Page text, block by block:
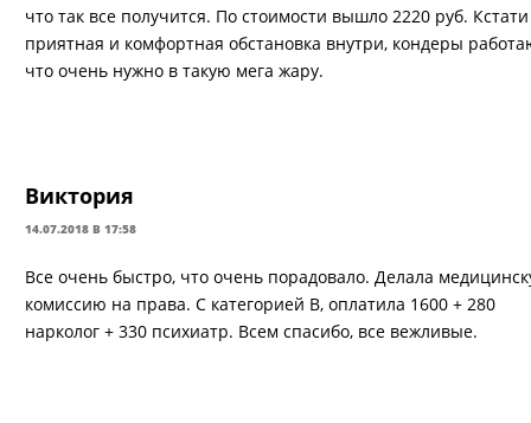
что так все получится. По стоимости вышло 2220 руб. Кстати
приятная и комфортная обстановка внутри, кондеры
что очень нужно в такую мега жару.
Виктория
14.07.2018 В 17:58
Все очень быстро, что очень порадовало. Делала
комиссию на права. С категорией В, оплатила 1600 + 280
нарколог + 330 психиатр. Всем спасибо, все вежливые.